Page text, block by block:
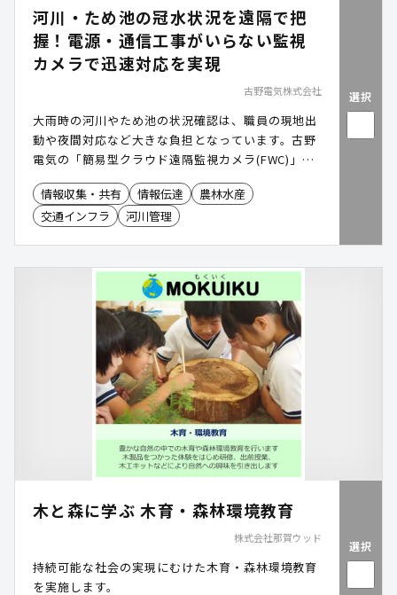
河川・ため池の冠水状況を遠隔で把
握！電源・通信工事がいらない監視
カメラで迅速対応を実現
古野電気株式会社
大雨時の河川やため池の状況確認は、職員の現地出
動や夜間対応など大きな負担となっています。古野
電気の「簡易型クラウド遠隔監視カメラ(FWC)」
は、電源・通信工事不要でどこでも設置可能。現場
に行かずとも河川やため池、道路の冠水状況を遠隔
で把握し、避難や通行止めの判断を迅速化を後押し
情報収集・共有 情報伝達
農林水産
交通インフラ
河川管理
選択
木と森に学ぶ 木育・森林環境教育
株式会社那賀ウッド
持続可能な社会の実現にむけた木育・森林環境教育
を実施します。
選択